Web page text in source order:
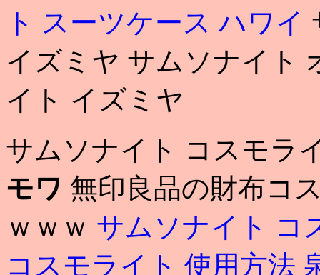
ト スーツケース ハワイ
イズミヤ サムソナイト
イト イズミヤ
サムソナイト コスモラ
モワ 無印良品の財布コ
ｗｗｗ サムソナイト コ
コスモライト 使用方法